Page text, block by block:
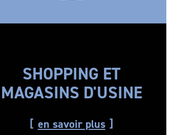
SHOPPING ET
MAGASINS D'USINE
en savoir plus